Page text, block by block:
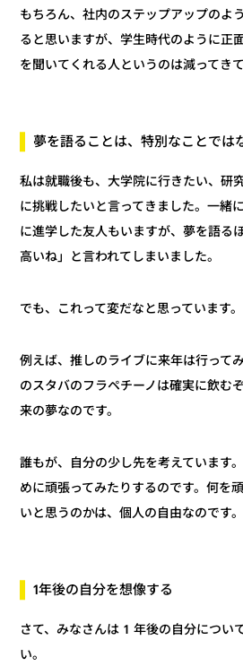
もちろん、社内のステップアップのよ
ると思いますが、学生時代のように正
を聞いてくれる人というのは減ってき
夢を語ることは、特別なことでは
私は就職後も、大学院に行きたい、研
に挑戦したいと言ってきました。一緒
に進学した友人もいますが、夢を語る
高いね」と言われてしまいました。
でも、これって変だなと思っています。
例えば、推しのライブに来年は行って
のスタバのフラペチーノは確実に飲む
来の夢なのです。
誰もが、自分の少し先を考えています
めに頑張ってみたりするのです。何を
いと思うのかは、個人の自由なのです。
1年後の自分を想像する
さて、みなさんは 1 年後の自分につい
い。